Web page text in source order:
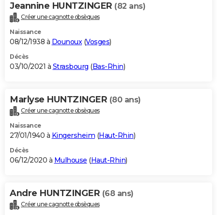
Jeannine HUNTZINGER (82 ans)
Créer une cagnotte obsèques
Naissance
08/12/1938 à Dounoux(Vosges)
Décès
03/10/2021 à Strasbourg (Bas-Rhin)
Marlyse HUNTZINGER (80 ans)
Créer une cagnotte obsèques
Naissance
27/01/1940 à Kingersheim (Haut-Rhin)
Décès
06/12/2020 à Mulhouse (Haut-Rhin)
Andre HUNTZINGER (68 ans)
Créer une cagnotte obsèques